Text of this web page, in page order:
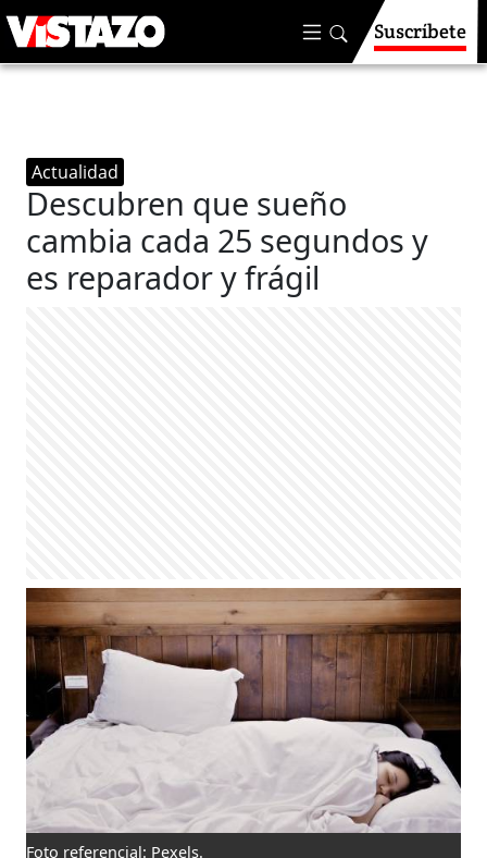
Suscríbete
Actualidad
Descubren que sueño
cambia cada 25 segundos y
es reparador y frágil
Foto referencial: Pexels.